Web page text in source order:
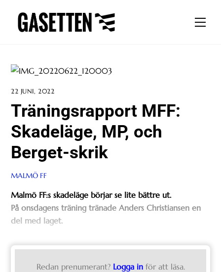
content
22 JUNI, 2022
Träningsrapport MFF:
Skadeläge, MP, och
Berget-skrik
MALMÖ FF
Malmö FF:s skadeläge börjar se lite bättre ut.
På onsdagens träning tränade Anders Christiansen en
del med laget.
Redan prenumerant? Logga in för att läsa.